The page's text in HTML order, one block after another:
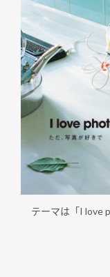
テーマは「I love